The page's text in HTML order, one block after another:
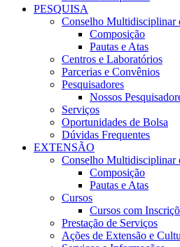
PESQUISA
Conselho Multidisciplinar
Composição
Pautas e Atas
Centros e Laboratórios
Parcerias e Convênios
Pesquisadores
Nossos
Serviços
Oportunidades de Bolsa
Dúvidas Frequentes
EXTENSÃO
Conselho Multidisciplinar
Composição
Pautas e Atas
Cursos
Cursos com
Prestação de Serviços
Ações de Extensão e